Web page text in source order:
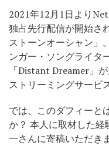
2021年12月1日より
独占先行配信が開始さ
ストーンオーシャン」
ンガー・ソングライタ
「Distant Dreamer」
ストリーミングサービ
では、このダフィーと
か？ 本人に取材した
一さんに寄稿いただき